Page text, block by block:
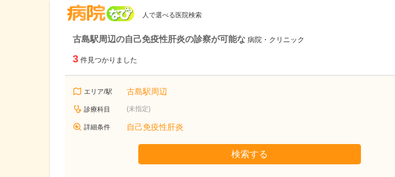
人で選べる医院検索
古島駅周辺の自己免疫性肝炎の診察が可能な 病院・クリニック
3 件見つかりました
エリア/駅 古島駅周辺
診療科目 (未指定)
詳細条件 自己免疫性肝炎
検索する